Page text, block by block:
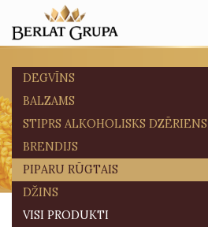
DEGVĪNS
BALZAMS
STIPRS ALKOHOLISKS DZĒRIENS
BRENDIJS
PIPARU RŪGTAIS
DŽINS
VISI PRODUKTI